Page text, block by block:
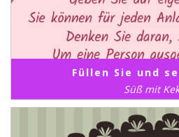
Füllen Sie und
Süß mit